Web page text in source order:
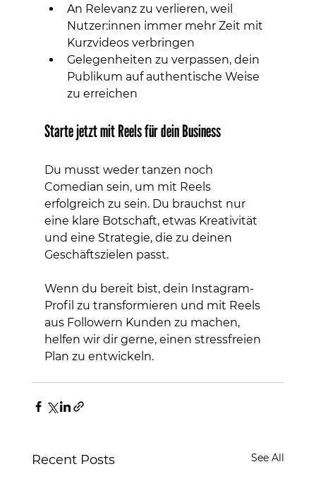
An Relevanz zu verlieren, weil
Nutzer:innen immer mehr Zeit mit
Kurzvideos verbringen
Gelegenheiten zu verpassen, dein
Publikum auf authentische Weise
zu erreichen
Starte jetzt mit Reels für dein Business
Du musst weder tanzen noch
Comedian sein, um mit Reels
erfolgreich zu sein. Du brauchst nur
eine klare Botschaft, etwas Kreativität
und eine Strategie, die zu deinen
Geschäftszielen passt.
Wenn du bereit bist, dein Instagram-
Profil zu transformieren und mit Reels
aus Followern Kunden zu machen,
helfen wir dir gerne, einen stressfreien
Plan zu entwickeln.
Recent Posts See All